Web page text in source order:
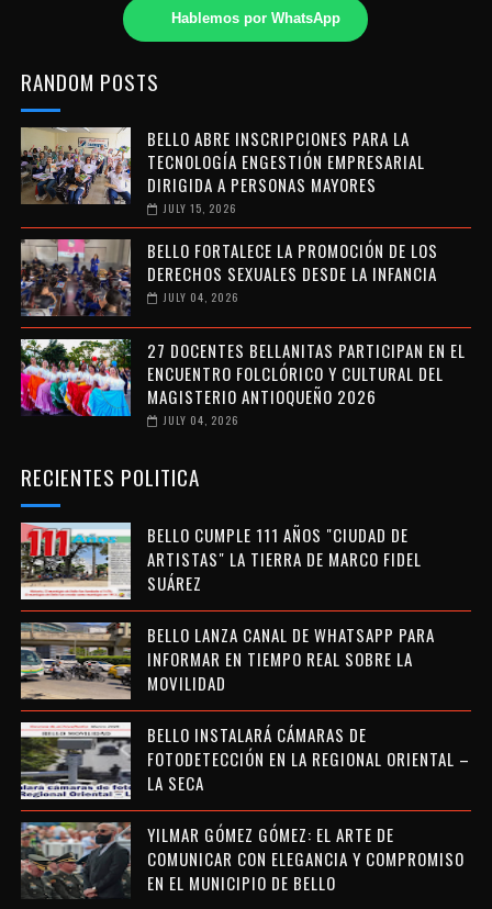
Hablemos por WhatsApp
RANDOM POSTS
BELLO ABRE INSCRIPCIONES PARA LA
TECNOLOGÍA ENGESTIÓN EMPRESARIAL
DIRIGIDA A PERSONAS MAYORES
JULY 15, 2026
BELLO FORTALECE LA PROMOCIÓN DE LOS
DERECHOS SEXUALES DESDE LA INFANCIA
JULY 04, 2026
27 DOCENTES BELLANITAS PARTICIPAN EN EL
ENCUENTRO FOLCLÓRICO Y CULTURAL DEL
MAGISTERIO ANTIOQUEÑO 2026
JULY 04, 2026
RECIENTES POLITICA
BELLO CUMPLE 111 AÑOS "CIUDAD DE
ARTISTAS" LA TIERRA DE MARCO FIDEL
SUÁREZ
BELLO LANZA CANAL DE WHATSAPP PARA
INFORMAR EN TIEMPO REAL SOBRE LA
MOVILIDAD
BELLO INSTALARÁ CÁMARAS DE
FOTODETECCIÓN EN LA REGIONAL ORIENTAL –
LA SECA
YILMAR GÓMEZ GÓMEZ: EL ARTE DE
COMUNICAR CON ELEGANCIA Y COMPROMISO
EN EL MUNICIPIO DE BELLO